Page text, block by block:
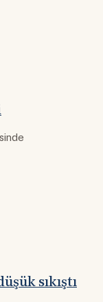
sıkıştı